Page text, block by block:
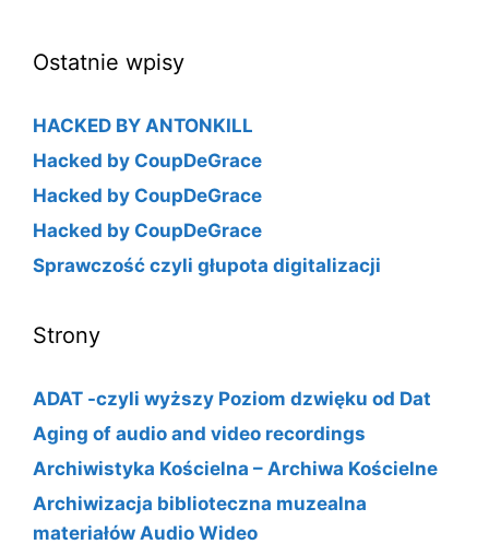
Ostatnie wpisy
HACKED BY ANTONKILL
Hacked by CoupDeGrace
Hacked by CoupDeGrace
Hacked by CoupDeGrace
Sprawczość czyli głupota digitalizacji
Strony
ADAT -czyli wyższy Poziom dzwięku od Dat
Aging of audio and video recordings
Archiwistyka Kościelna – Archiwa Kościelne
Archiwizacja biblioteczna muzealna
materiałów Audio Wideo